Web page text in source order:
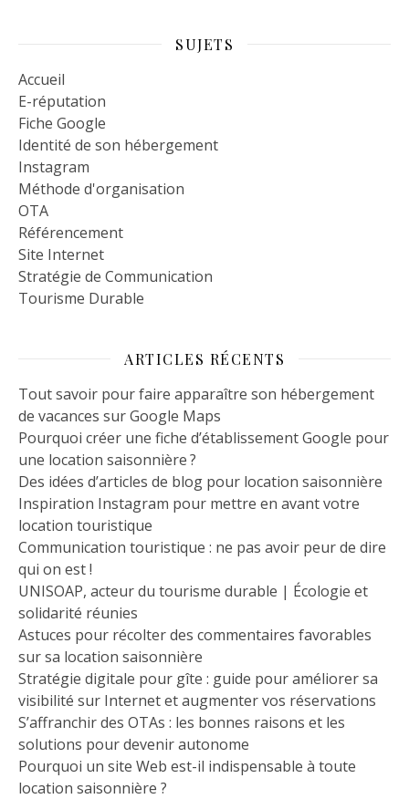
SUJETS
Accueil
E-réputation
Fiche Google
Identité de son hébergement
Instagram
Méthode d'organisation
OTA
Référencement
Site Internet
Stratégie de Communication
Tourisme Durable
ARTICLES RÉCENTS
Tout savoir pour faire apparaître son hébergement
de vacances sur Google Maps
Pourquoi créer une fiche d’établissement Google pour
une location saisonnière ?
Des idées d’articles de blog pour location saisonnière
Inspiration Instagram pour mettre en avant votre
location touristique
Communication touristique : ne pas avoir peur de dire
qui on est !
UNISOAP, acteur du tourisme durable | Écologie et
solidarité réunies
Astuces pour récolter des commentaires favorables
sur sa location saisonnière
Stratégie digitale pour gîte : guide pour améliorer sa
visibilité sur Internet et augmenter vos réservations
S’affranchir des OTAs : les bonnes raisons et les
solutions pour devenir autonome
Pourquoi un site Web est-il indispensable à toute
location saisonnière ?